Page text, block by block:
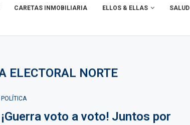
CARETAS INMOBILIARIA ELLOS & ELLAS SALUD
ELECTORAL NORTE
POLÍTICA
¡Guerra voto a voto! Juntos por